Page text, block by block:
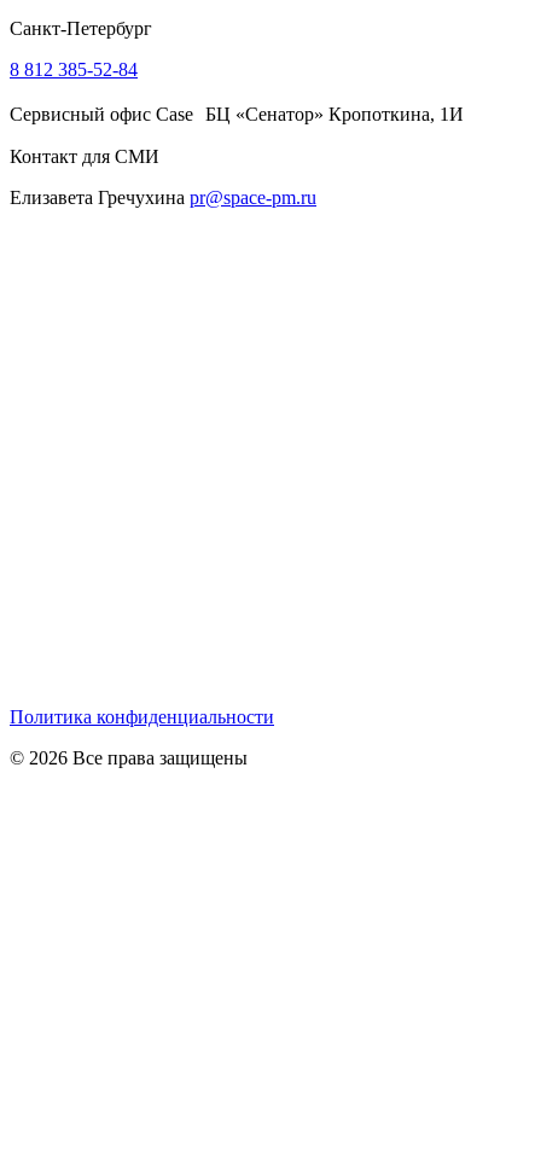
Санкт-Петербург
8 812 385-52-84
Сервисный офис Case БЦ «Сенатор» Кропоткина, 1И
Контакт для СМИ
Елизавета Гречухина pr@space-pm.ru
Политика конфиденциальности
© 2026 Все права защищены